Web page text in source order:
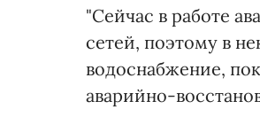
"Сейчас в работе
сетей, поэтому в
водоснабжение,
аварийно-